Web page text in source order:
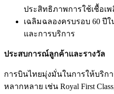
ประสิทธิภาพการใช้เชื้อเพ
เฉลิมฉลองครบรอบ 60 ปี
และการบริการ
ประสบการณ์ลูกค้าและรางวัล
การบินไทยมุ่งมั่นในการให้บริก
หลากหลาย เช่น Royal First